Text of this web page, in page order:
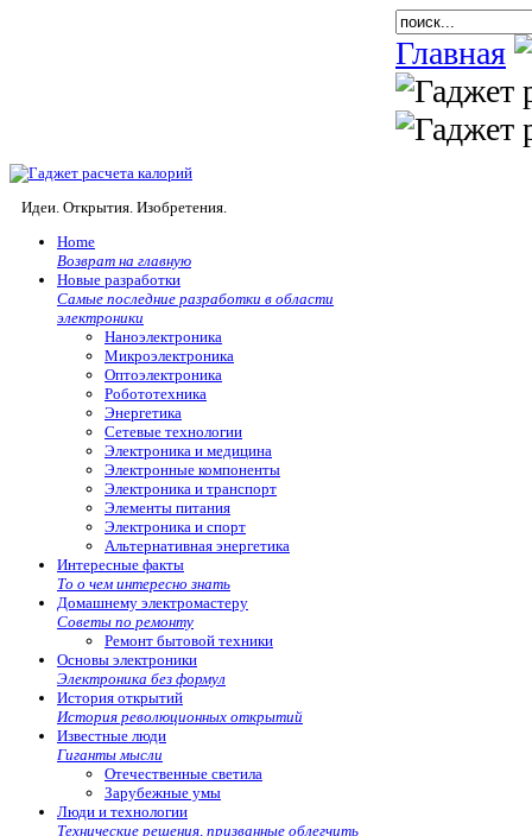
Главная
Идеи. Открытия. Изобретения.
Home
Возврат на главную
Новые разработки
Самые последние разработки в области
электроники
Наноэлектроника
Микроэлектроника
Оптоэлектроника
Робототехника
Энергетика
Сетевые технологии
Электроника и медицина
Электронные компоненты
Электроника и транспорт
Элементы питания
Электроника и спорт
Альтернативная энергетика
Интересные факты
То о чем интересно знать
Домашнему электромастеру
Советы по ремонту
Ремонт бытовой техники
Основы электроники
Электроника без формул
История открытий
История революционных открытий
Известные люди
Гиганты мысли
Отечественные светила
Зарубежные умы
Люди и технологии
Технические решения, призванные облегчить